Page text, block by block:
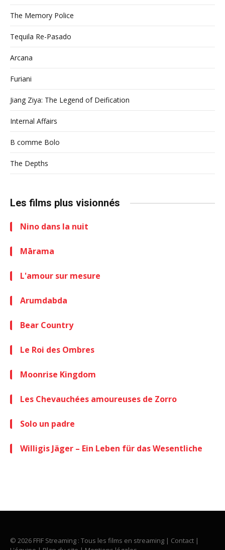
The Memory Police
Tequila Re-Pasado
Arcana
Furiani
Jiang Ziya: The Legend of Deification
Internal Affairs
B comme Bolo
The Depths
Les films plus visionnés
Nino dans la nuit
Mārama
L'amour sur mesure
Arumdabda
Bear Country
Le Roi des Ombres
Moonrise Kingdom
Les Chevauchées amoureuses de Zorro
Solo un padre
Willigis Jäger – Ein Leben für das Wesentliche
© 2026 FFIF Streaming : Tous les films en streaming | Contact |